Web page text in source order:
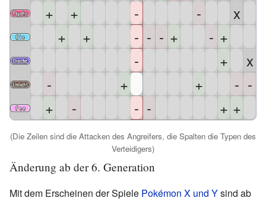
+
+ - -
x
+
+ - - - + - +
-
+
x
-
+ + - -
+
- - - + +
(Die Zeilen sind die Attacken des Angreifers, die Spalten die Typen des
Verteidigers)
Änderung ab der 6. Generation
Mit dem Erscheinen der Spiele Pokémon X und Ysind ab